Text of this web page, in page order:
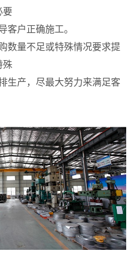
要
客户正确施工。
数量不足或特殊情况要求提
殊
生产，尽最大努力来满足客